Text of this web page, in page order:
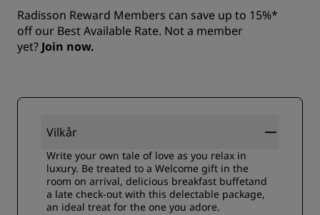
Radisson Reward Members can save up to 15%*
off our Best Available Rate. Not a member
yet? Join now.
Vilkår
Write your own tale of love as you relax in
luxury. Be treated to a Welcome gift in the
room on arrival, delicious breakfast buffetand
a late check-out with this delectable package,
an ideal treat for the one you adore.